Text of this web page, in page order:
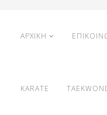
ΑΡΧΙΚΗ
KARATE